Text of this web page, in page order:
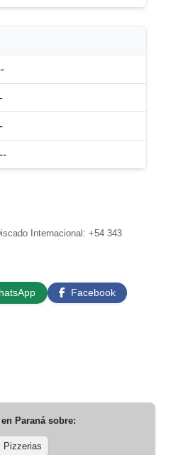
Internacional: +54 343
Facebook
Paranásobre:
Pizzerias